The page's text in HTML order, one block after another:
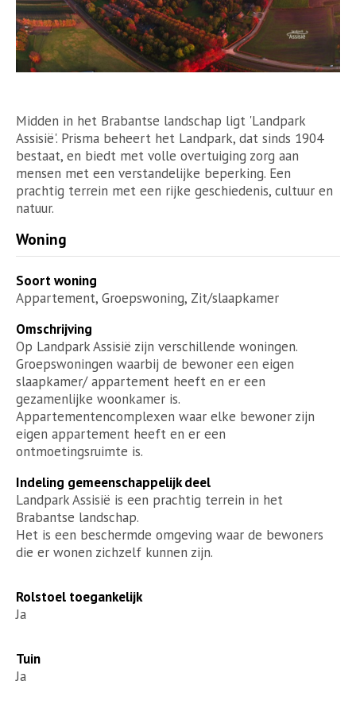
Midden in het Brabantse landschap ligt 'Landpark
Assisië'. Prisma beheert het Landpark, dat sinds 1904
bestaat, en biedt met volle overtuiging zorg aan
mensen met een verstandelijke beperking. Een
prachtig terrein met een rijke geschiedenis, cultuur en
natuur.
Woning
Soort woning
Appartement, Groepswoning, Zit/slaapkamer
Omschrijving
Op Landpark Assisië zijn verschillende woningen.
Groepswoningen waarbij de bewoner een eigen
slaapkamer/ appartement heeft en er een
gezamenlijke woonkamer is.
Appartementencomplexen waar elke bewoner zijn
eigen appartement heeft en er een
ontmoetingsruimte is.
Indeling gemeenschappelijk deel
Landpark Assisië is een prachtig terrein in het
Brabantse landschap.
Het is een beschermde omgeving waar de bewoners
die er wonen zichzelf kunnen zijn.
Rolstoel toegankelijk
Ja
Tuin
Ja